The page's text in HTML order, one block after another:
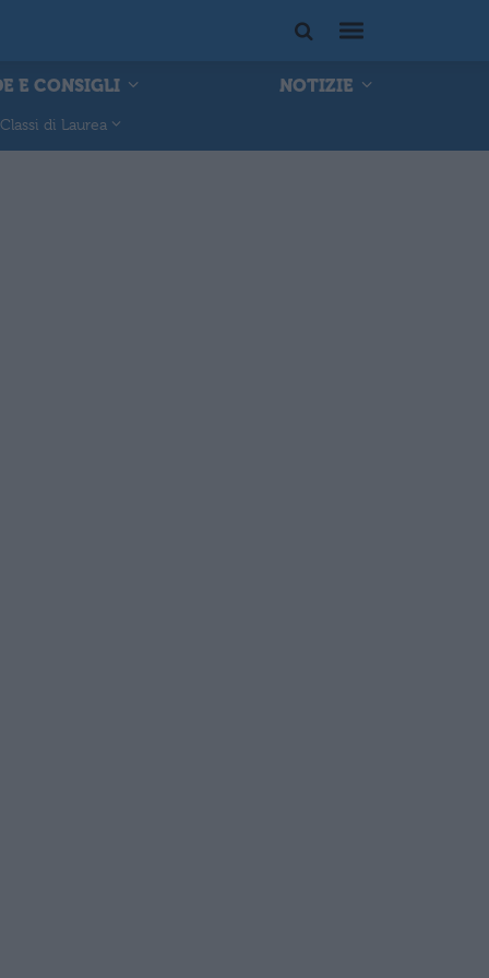
E CONSIGLI NOTIZIE
Classi di Laurea